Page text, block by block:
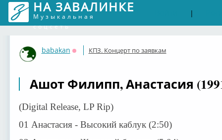
НА ЗАВАЛИНКЕ
Музыкальная
соцсеть
|
babakan
Оффлайн
КПЗ. Концерт по заявкам
Ашот Филипп, Анастасия
(Digital Release, LP Rip)
01 Анастасия - Высокий каблук (2:50)